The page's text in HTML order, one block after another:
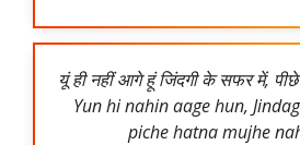
यूं ही नहीं आगे हूं जिंदगी के सफर में,
Yun hi nahin aage hun,
piche hatna mujhe